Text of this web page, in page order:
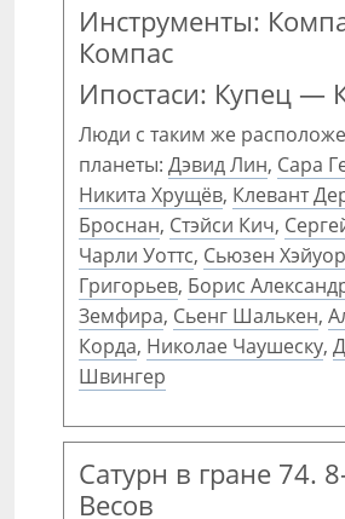
Инструменты:
Компас
Ипостаси: Купец —
Люди с таким же
планеты: Дэвид Лин, Сара
Никита Хрущёв, Клевант
Броснан, Стэйси Кич,
Чарли Уоттс, Сьюзен
Григорьев, Борис
Земфира, Сьенг Шалькен,
Корда, Николае Чаушеску,
Швингер
Сатурн в гране 74.
Весов